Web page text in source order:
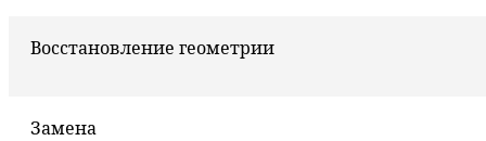
Восстановление геометрии
Замена